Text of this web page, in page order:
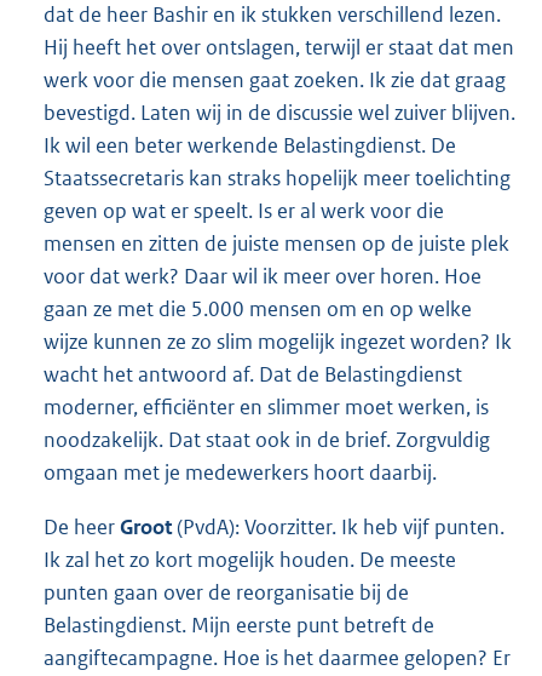
dat de heer Bashir en ik stukken verschillend lezen.
Hij heeft het over ontslagen, terwijl er staat dat men
werk voor die mensen gaat zoeken. Ik zie dat graag
bevestigd. Laten wij in de discussie wel zuiver blijven.
Ik wil een beter werkende Belastingdienst. De
Staatssecretaris kan straks hopelijk meer toelichting
geven op wat er speelt. Is er al werk voor die
mensen en zitten de juiste mensen op de juiste plek
voor dat werk? Daar wil ik meer over horen. Hoe
gaan ze met die 5.000 mensen om en op welke
wijze kunnen ze zo slim mogelijk ingezet worden? Ik
wacht het antwoord af. Dat de Belastingdienst
moderner, efficiënter en slimmer moet werken, is
noodzakelijk. Dat staat ook in de brief. Zorgvuldig
omgaan met je medewerkers hoort daarbij.
De heerGroot(PvdA): Voorzitter. Ik heb vijf punten.
Ik zal het zo kort mogelijk houden. De meeste
punten gaan over de reorganisatie bij de
Belastingdienst. Mijn eerste punt betreft de
aangiftecampagne. Hoe is het daarmee gelopen? Er